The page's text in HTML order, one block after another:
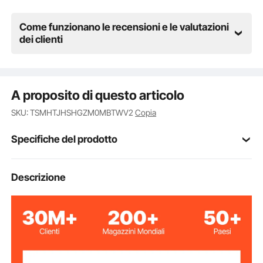
Come funzionano le recensioni e le valutazioni
dei clienti
A proposito di questo articolo
SKU: TSMHTJHSHGZM0MBTWV2Copia
Specifiche del prodotto
Numero modello
articolo
Colore rosso
articolo
518 x 518 x 485 mm
Descrizione